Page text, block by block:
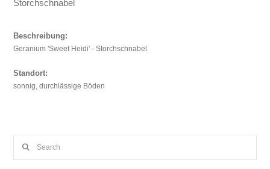
Storchschnabel
Beschreibung:
Geranium 'Sweet Heidi' - Storchschnabel
Standort:
sonnig, durchlässige Böden